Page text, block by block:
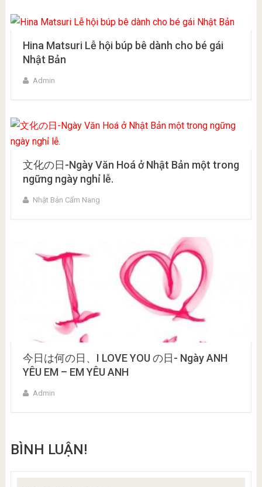
Hina Matsuri Lễ hội búp bê dành cho bé gái
Nhật Bản
Admin
文化の日-Ngày Văn Hoá ở Nhật Bản một trong
ngững ngày nghỉ lễ.
Nhật Bản Cẩm Nang
今日は何の日、I LOVE YOU の日- Ngày ANH
YÊU EM – EM YÊU ANH
Admin
BÌNH LUẬN!